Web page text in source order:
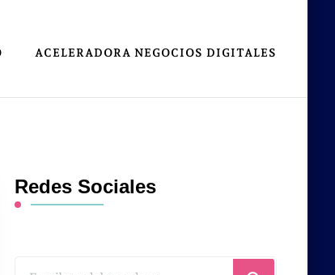
ACELERADORA NEGOCIOS DIGITALES
Redes Sociales
¿Buscas